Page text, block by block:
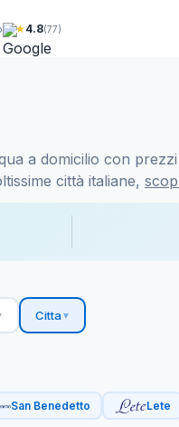
★4.8(77)
a domicilio con
città italiane,
Citta▼
San Benedetto Lete